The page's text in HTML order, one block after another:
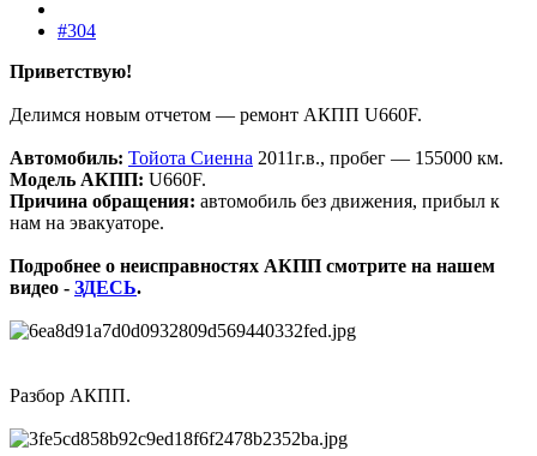
#304
Приветствую!
Делимся новым отчетом — ремонт АКПП U660F.
Автомобиль: Тойота Сиенна 2011г.в., пробег — 155000 км.
Модель АКПП: U660F.
Причина обращения: автомобиль без движения, прибыл к
нам на эвакуаторе.
Подробнее о неисправностях АКПП смотрите на нашем
видео - ЗДЕСЬ.
Разбор АКПП.